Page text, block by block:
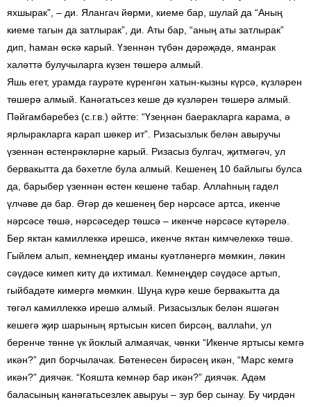
яхшырак”, – ди. Ялангач йөрми, киеме бар, шулай да “Аның
киеме тагын да затлырак”, ди. Аты бар, “аның аты затлырак”
дип, һаман өскә карый. Үзеннән түбән дәрәҗәдә, яманрак
халәттә булучыларга күзен төшерә алмый.
Яшь егет, урамда гаурәте күренгән хатын-кызны күрсә, күзләрен
төшерә алмый. Канәгатьсез кеше дә күзләрен төшерә алмый.
Пәйгамбәребез (с.г.в.) әйтте: “Үзеңнән баеракларга карама, ә
ярлыракларга карап шөкер ит”. Ризасызлык белән авыручы
үзеннән өстенрәкләрне карый. Ризасыз булгач, җитмәгәч, ул
бервакытта да бәхетле була алмый. Кешенең 10 байлыгы булса
да, барыбер үзеннән өстен кешене табар. Аллаһның гадел
үлчәве дә бар. Әгәр дә кешенең бер нәрсәсе артса, икенче
нәрсәсе төшә, нәрсәседер төшсә – икенче нәрсәсе күтәрелә.
Бер яктан камиллеккә ирешсә, икенче яктан кимчелеккә төшә.
Гыйлем алып, кемнеңдер иманы куәтләнергә мөмкин, ләкин
сәүдәсе кимеп китү дә ихтимал. Кемнеңдер сәүдәсе артып,
гыйбадәте кимергә мөмкин. Шуңа күрә кеше бервакытта да
төгәл камиллеккә ирешә алмый. Ризасызлык белән яшәгән
кешегә җир шарының яртысын кисеп бирсәң, валлаһи, ул
беренче төнне үк йоклый алмаячак, чөнки “Икенче яртысы кемгә
икән?” дип борчылачак. Бөтенесен бирәсең икән, “Марс кемгә
икән?” диячәк. “Кояшта кемнәр бар икән?” диячәк. Адәм
баласының канәгатьсезлек авыруы – зур бер сынау. Бу чирдән